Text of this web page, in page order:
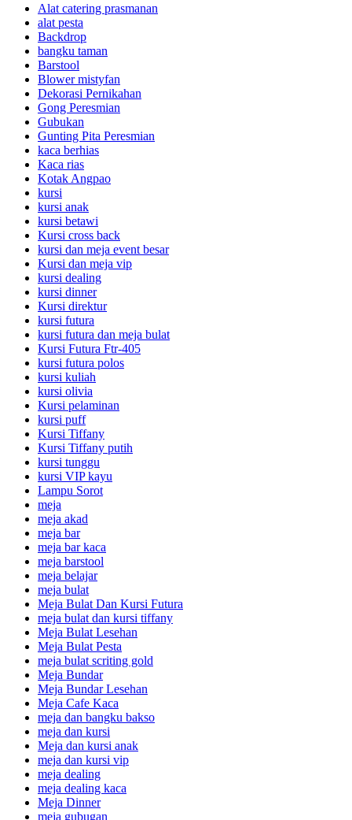
Alat catering prasmanan
alat pesta
Backdrop
bangku taman
Barstool
Blower mistyfan
Dekorasi Pernikahan
Gong Peresmian
Gubukan
Gunting Pita Peresmian
kaca berhias
Kaca rias
Kotak Angpao
kursi
kursi anak
kursi betawi
Kursi cross back
kursi dan meja event besar
Kursi dan meja vip
kursi dealing
kursi dinner
Kursi direktur
kursi futura
kursi futura dan meja bulat
Kursi Futura Ftr-405
kursi futura polos
kursi kuliah
kursi olivia
Kursi pelaminan
kursi puff
Kursi Tiffany
Kursi Tiffany putih
kursi tunggu
kursi VIP kayu
Lampu Sorot
meja
meja akad
meja bar
meja bar kaca
meja barstool
meja belajar
meja bulat
Meja Bulat Dan Kursi Futura
meja bulat dan kursi tiffany
Meja Bulat Lesehan
Meja Bulat Pesta
meja bulat scriting gold
Meja Bundar
Meja Bundar Lesehan
Meja Cafe Kaca
meja dan bangku bakso
meja dan kursi
Meja dan kursi anak
meja dan kursi vip
meja dealing
meja dealing kaca
Meja Dinner
meja gubugan